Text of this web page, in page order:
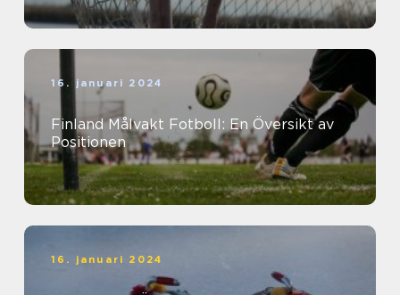
16. januari 2024
Finland Målvakt Fotboll: En Översikt av
Positionen
16. januari 2024